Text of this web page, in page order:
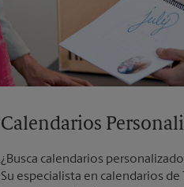
Calendarios
¿Busca calendarios
Su especialista en calendarios de